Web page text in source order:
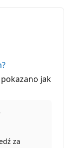
jak
za